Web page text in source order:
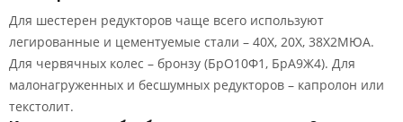
Для шестерен редукторов чаще всего используют
легированные и цементуемые стали – 40Х, 20Х, 38Х2МЮА.
Для червячных колес – бронзу (БрО10Ф1, БрА9Ж4). Для
малонагруженных и бесшумных редукторов – капролон или
текстолит.